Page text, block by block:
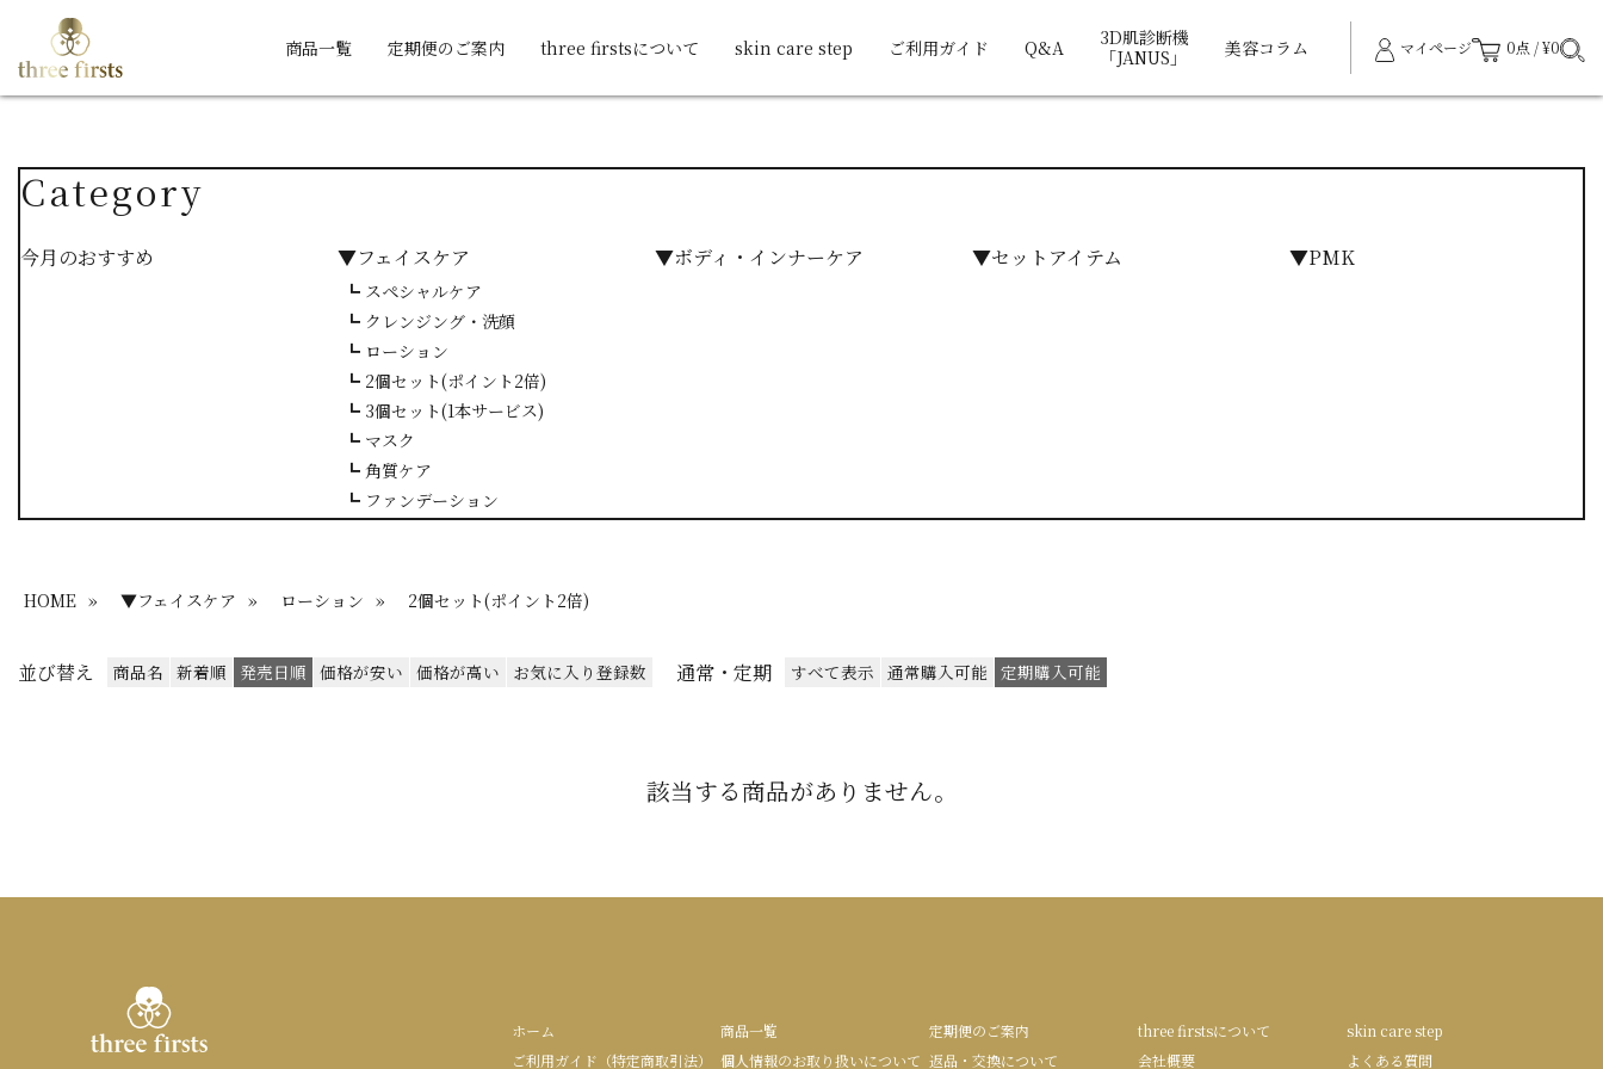
商品一覧 定期便のご案内 three firstsについて skin care step ご利用ガイド Q&A
3D肌診断機
「JANUS」
美容コラム マイページ 0点 / ¥0
Category
今月のおすすめ ▼フェイスケア
┗ スペシャルケア
┗ クレンジング・洗顔
┗ ローション
┗ 2個セット(ポイント2倍)
┗ 3個セット(1本サービス)
┗ マスク
┗ 角質ケア
┗ ファンデーション
▼ボディ・インナーケア ▼セットアイテム ▼PMK
HOME » ▼フェイスケア » ローション » 2個セット(ポイント2倍)
並び替え 商品名 新着順 発売日順 価格が安い 価格が高い お気に入り登録数 通常・定期 すべて表示 通常購入可能 定期購入可能
該当する商品がありません。
ホーム 商品一覧 定期便のご案内 three firstsについて
skin care step
ご利用ガイド（特定商取引法）
個人情報のお取り扱いについて 返品・交換について 会社概要 よくある質問